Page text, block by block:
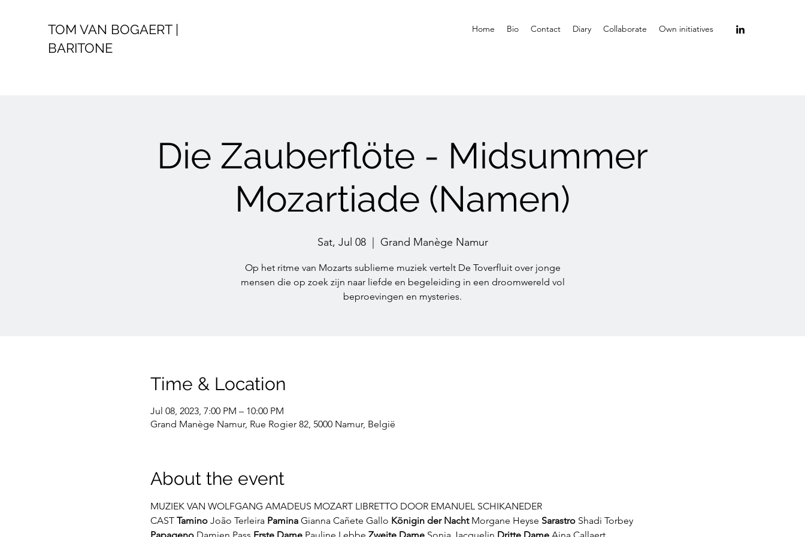
TOM VAN BOGAERT |
BARITONE
Home Bio Contact Diary Collaborate Own initiatives
Die Zauberflöte - Midsummer
Mozartiade (Namen)
Sat, Jul 08
  |
Grand Manège Namur
Op het ritme van Mozarts sublieme muziek vertelt De Toverfluit over jonge
mensen die op zoek zijn naar liefde en begeleiding in een droomwereld vol
beproevingen en mysteries.
Time & Location
Jul 08, 2023, 7:00 PM – 10:00 PM
Grand Manège Namur, Rue Rogier 82, 5000 Namur, België
About the event
MUZIEK VAN WOLFGANG AMADEUS MOZART LIBRETTO DOOR EMANUEL SCHIKANEDER
CAST Tamino João Terleira Pamina Gianna Cañete Gallo Königin der Nacht Morgane Heyse Sarastro Shadi Torbey